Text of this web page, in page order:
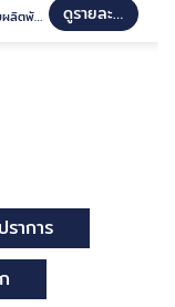
ง สมุทรปราการ ดูรายละเอียด
าการ